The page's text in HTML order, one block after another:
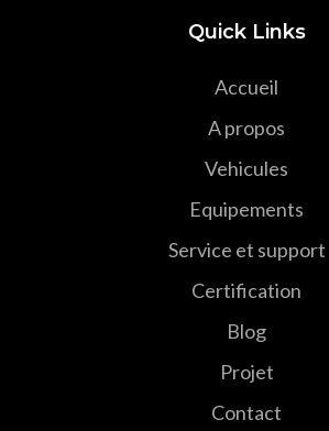
Quick Links
Accueil
A propos
Vehicules
Equipements
Service et support
Certification
Blog
Projet
Contact